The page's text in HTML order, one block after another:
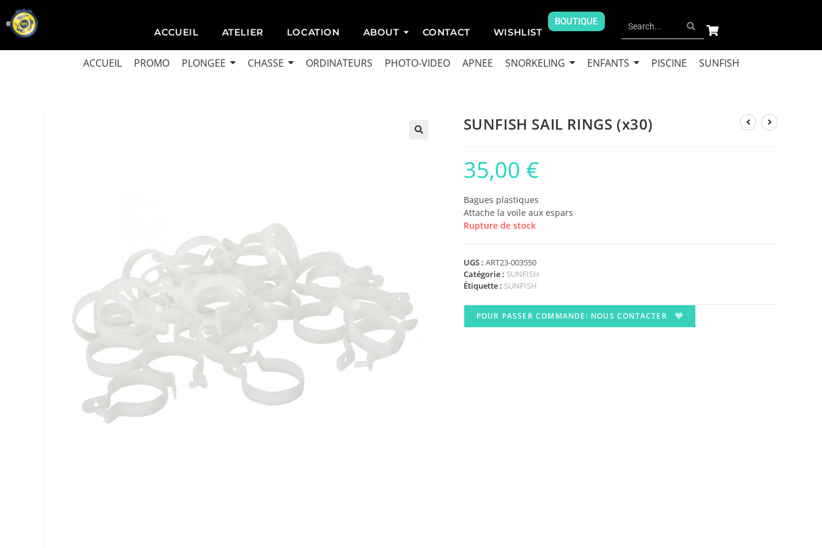
ACCUEIL ATELIER LOCATION ABOUT CONTACT WISHLIST
BOUTIQUE
ACCUEIL PROMO PLONGEE CHASSE ORDINATEURS PHOTO-VIDEO APNEE SNORKELING ENFANTS PISCINE SUNFISH
SUNFISH SAIL RINGS (x30)
35,00 €
Bagues plastiques
Attache la voile aux espars
Rupture de stock
UGS : ART23-003550
Catégorie : SUNFISH
Étiquette : SUNFISH
POUR PASSER COMMANDE: NOUS CONTACTER